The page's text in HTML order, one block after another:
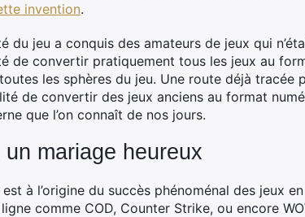
invention.
du jeu a conquis des amateurs de jeux qui
de convertir pratiquement tous les jeux au
les sphères du jeu. Une route déjà
de convertir des jeux anciens au format
que l’on connaît de nos jours.
mariage heureux
à l’origine du succès phénoménal des jeux
comme COD, Counter Strike, ou encore